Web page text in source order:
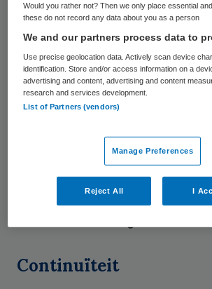
Ton Ruikes
Ruikesis momenteel lid van de
bestuur bij het Lievensberg
Bergen op Zoom. Daarvoor was
directeur zorg in het
Groningen. Ruikes heeft
gestudeerd aan de Katholieke
Nijmegen. Hij werkte onder
officierarts voor het ministerie
Continuïteit
Would you rather not? Then we only place essential
these do not record any data about you as a person
We and our partners process data to
Use precise geolocation data. Actively scan device
identification. Store and/or access information on a
advertising and content, advertising and content
research and services development.
List of Partners (vendors)
Manage Preferences
Reject All I